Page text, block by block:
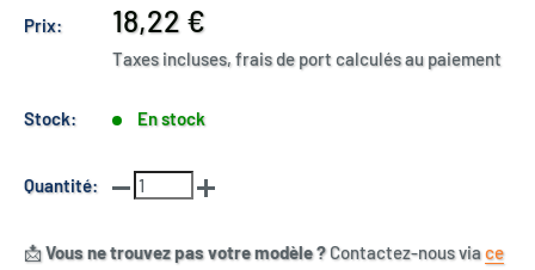
Prix:
Prix
réduit
18,22 €
Taxes incluses, frais de port calculés au paiement
Stock: En stock
Quantité:
📩Vous ne trouvez pas votre modèle ?Contactez-nous viace